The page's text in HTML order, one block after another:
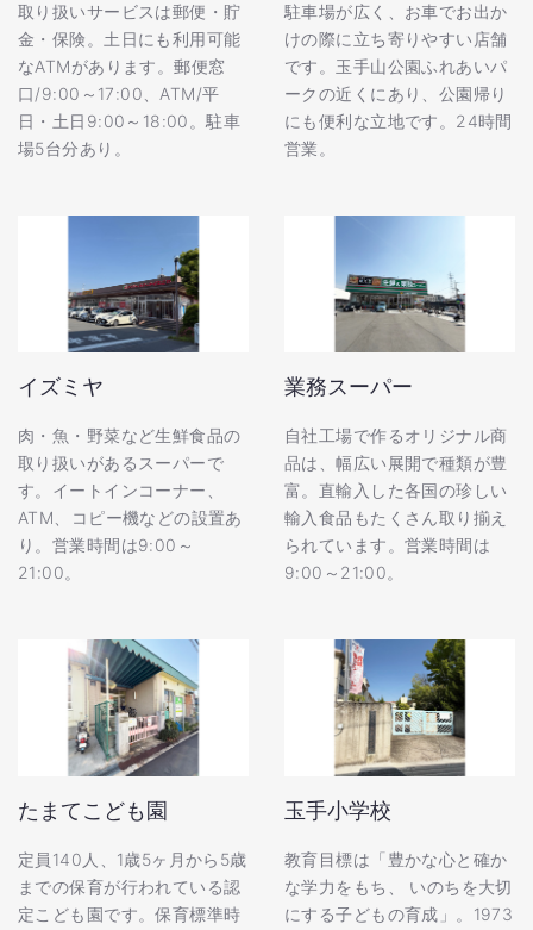
取り扱いサービスは郵便・貯
金・保険。土日にも利用可能
なATMがあります。郵便窓
口/9:00～17:00、ATM/平
日・土日9:00～18:00。駐車
場5台分あり。
駐車場が広く、お車でお出か
けの際に立ち寄りやすい店舗
です。玉手山公園ふれあいパ
ークの近くにあり、公園帰り
にも便利な立地です。24時間
営業。
イズミヤ
肉・魚・野菜など生鮮食品の
取り扱いがあるスーパーで
す。イートインコーナー、
ATM、コピー機などの設置あ
り。営業時間は9:00～
21:00。
業務スーパー
自社工場で作るオリジナル商
品は、幅広い展開で種類が豊
富。直輸入した各国の珍しい
輸入食品もたくさん取り揃え
られています。営業時間は
9:00～21:00。
たまてこども園
定員140人、1歳5ヶ月から5歳
までの保育が行われている認
定こども園です。保育標準時
玉手小学校
教育目標は「豊かな心と確か
な学力をもち、 いのちを大切
にする子どもの育成」。1973